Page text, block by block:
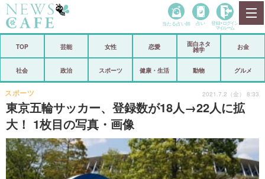
政治
経済
芸能 スポーツ
恋愛 ビックリ
コメントポスト アリ／ナシ
当たる占い師 占い 登録• ログイン
マイルーム
TOP 芸能 女性 恋愛
面白ネタ
雑学
お金
社会 政治 スポーツ 健康・生活 動物 グルメ
東京五輪サッカー、登録数が18人→22人に拡
大！ 1枚目の写真・画像
スポーツ 2021.7.2（金） 8:33